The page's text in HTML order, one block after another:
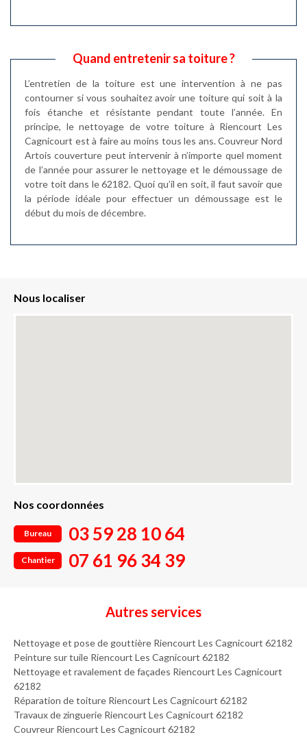
Quand entretenir sa toiture ?
L’entretien de la toiture est une intervention à ne pas
contourner si vous souhaitez avoir une toiture qui soit à la
fois étanche et résistante pendant toute l’année. En
principe, le nettoyage de votre toiture à Riencourt Les
Cagnicourt est à faire au moins tous les ans. Couvreur Nord
Artois couverture peut intervenir à n’importe quel moment
de l’année pour assurer le nettoyage et le démoussage de
votre toit dans le 62182. Quoi qu’il en soit, il faut savoir que
la période idéale pour effectuer un démoussage est le
début du mois de décembre.
Nous localiser
Nos coordonnées
Bureau 03 59 28 10 64
Chantier 07 61 96 34 39
Autres services
Nettoyage et pose de gouttière Riencourt Les Cagnicourt 62182
Peinture sur tuile Riencourt Les Cagnicourt 62182
Nettoyage et ravalement de façades Riencourt Les Cagnicourt
62182
Réparation de toiture Riencourt Les Cagnicourt 62182
Travaux de zinguerie Riencourt Les Cagnicourt 62182
Couvreur Riencourt Les Cagnicourt 62182